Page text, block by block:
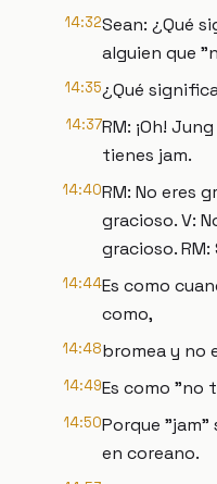
14:32Sean: ¿Qué
alguien que
14:35¿Qué
14:37RM: ¡Oh!
tienes jam.
14:40RM: No eres
gracioso. V:
gracioso.
14:44Es como
como,
14:48bromea y no
14:49Es como "no
14:50Porque "jam"
en coreano.